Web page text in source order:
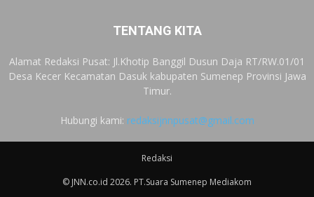
TENTANG KITA
Alamat Redaksi Pusat: Jl.Khotip Banggil Dusun Daja RT/RW.01/01
Desa Kecer Kecamatan Dasuk kabupaten Sumenep Provinsi Jawa
Timur.
Hubungi kami: redaksijnnpusat@gmail.com
Redaksi
© JNN.co.id 2026. PT.Suara Sumenep Mediakom